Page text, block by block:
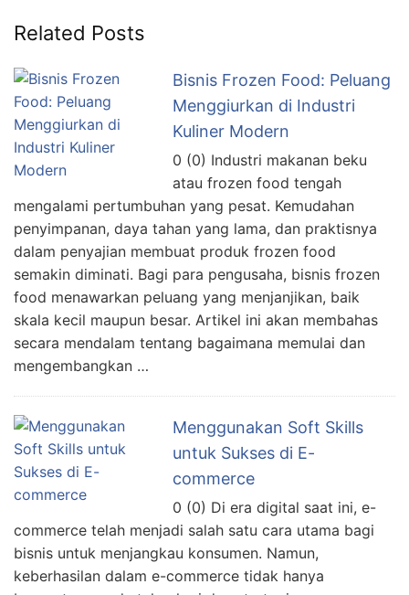
Related Posts
Bisnis Frozen Food: Peluang
Menggiurkan di Industri
Kuliner Modern
0 (0) Industri makanan beku
atau frozen food tengah
mengalami pertumbuhan yang pesat. Kemudahan
penyimpanan, daya tahan yang lama, dan praktisnya
dalam penyajian membuat produk frozen food
semakin diminati. Bagi para pengusaha, bisnis frozen
food menawarkan peluang yang menjanjikan, baik
skala kecil maupun besar. Artikel ini akan membahas
secara mendalam tentang bagaimana memulai dan
mengembangkan …
Menggunakan Soft Skills
untuk Sukses di E-
commerce
0 (0) Di era digital saat ini, e-
commerce telah menjadi salah satu cara utama bagi
bisnis untuk menjangkau konsumen. Namun,
keberhasilan dalam e-commerce tidak hanya